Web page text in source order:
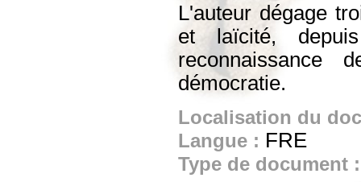
L'auteur dégage
et laïcité,
reconnaissance
démocratie.
Localisation du
Langue : FRE
Type de document